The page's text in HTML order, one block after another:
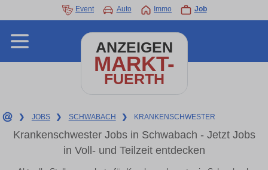
Event Auto Immo Job
ANZEIGEN
MARKT-
FUERTH
❯ JOBS ❯ SCHWABACH ❯ KRANKENSCHWESTER
Krankenschwester Jobs in Schwabach - Jetzt Jobs
in Voll- und Teilzeit entdecken